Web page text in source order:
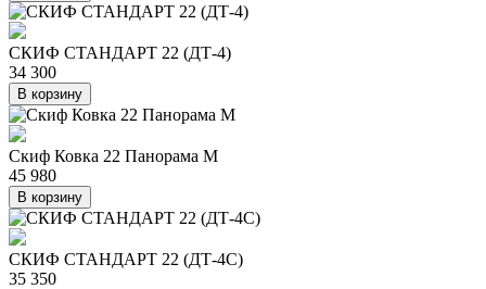
СКИФ СТАНДАРТ 22 (ДТ-4)
34 300
В корзину
Скиф Ковка 22 Панорама М
45 980
В корзину
СКИФ СТАНДАРТ 22 (ДТ-4С)
35 350